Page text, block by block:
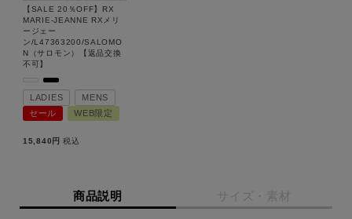
キーワード
MENS LADIES KIDS
【SALE 20％OFF】RX
MARIE-JEANNE RXメリ
ージェー
ン/L47363200/SALOMO
N（サロモン）【返品交換
不可】
LADIES
MENS
セール
WEB限定
15,840 税込
商品説明 サイズ・素材